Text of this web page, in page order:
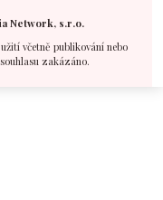
Network, s.r.o.
včetně publikování nebo
zakázáno.